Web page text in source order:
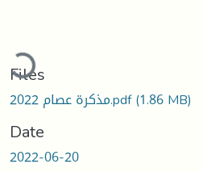
Loading...
Files
مذكرة عصام 2022.pdf(1.86 MB)
Date
2022-06-20